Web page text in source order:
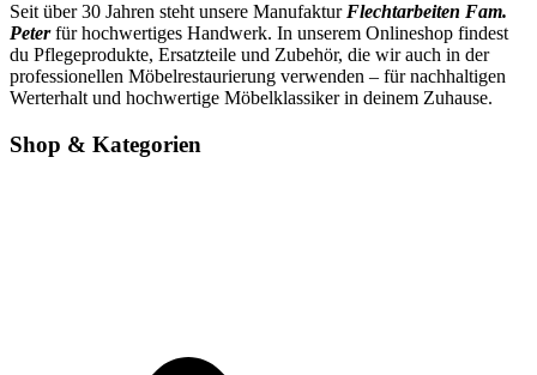
Seit über 30 Jahren steht unsere Manufaktur Flechtarbeiten Fam.
Peterfür hochwertiges Handwerk. In unserem Onlineshop findest
du Pflegeprodukte, Ersatzteile und Zubehör, die wir auch in der
professionellen Möbelrestaurierung verwenden – für nachhaltigen
Werterhalt und hochwertige Möbelklassiker in deinem Zuhause.
Shop & Kategorien